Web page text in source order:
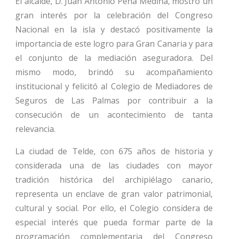
gran interés por la celebración del Congreso
Nacional en la isla y destacó positivamente la
importancia de este logro para Gran Canaria y para
el conjunto de la mediación aseguradora. Del
mismo modo, brindó su acompañamiento
institucional y felicitó al Colegio de Mediadores de
Seguros de Las Palmas por contribuir a la
consecución de un acontecimiento de tanta
relevancia.
La ciudad de Telde, con 675 años de historia y
considerada una de las ciudades con mayor
tradición histórica del archipiélago canario,
representa un enclave de gran valor patrimonial,
cultural y social. Por ello, el Colegio considera de
especial interés que pueda formar parte de la
programación complementaria del Congreso